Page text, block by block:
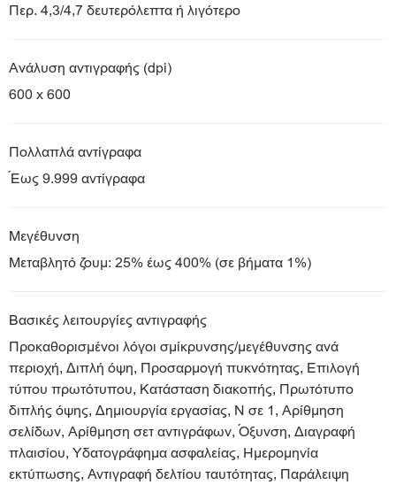
Περ. 4,3/4,7 δευτερόλεπτα ή λιγότερο
Ανάλυση αντιγραφής (dpi)
600 x 600
Πολλαπλά αντίγραφα
Έως 9.999 αντίγραφα
Μεγέθυνση
Μεταβλητό ζουμ: 25% έως 400% (σε βήματα 1%)
Βασικές λειτουργίες αντιγραφής
Προκαθορισμένοι λόγοι σμίκρυνσης/μεγέθυνσης ανά
περιοχή, Διπλή όψη, Προσαρμογή πυκνότητας, Επιλογή
τύπου πρωτότυπου, Κατάσταση διακοπής, Πρωτότυπο
διπλής όψης, Δημιουργία εργασίας, Ν σε 1, Αρίθμηση
σελίδων, Αρίθμηση σετ αντιγράφων, Όξυνση, Διαγραφή
πλαισίου, Υδατογράφημα ασφαλείας, Ημερομηνία
εκτύπωσης, Αντιγραφή δελτίου ταυτότητας, Παράλειψη